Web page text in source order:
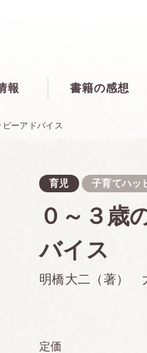
報 書籍の感想
ーアドバイス
育児 子育てハッ
０～３歳
バイス
明橋大二（著）
定価